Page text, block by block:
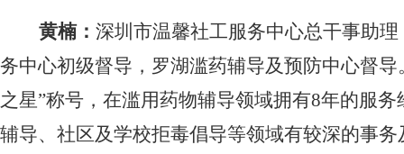
黄楠： 深圳市温馨社工服务中心总干事助
务中心初级督导，罗湖滥药辅导及预防中心督导
之星”称号，在滥用药物辅导领域拥有8年的服务
辅导、社区及学校拒毒倡导等领域有较深的事